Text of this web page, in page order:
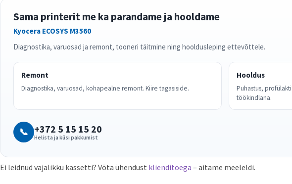
Sama printerit me ka parandame ja hooldame
Kyocera ECOSYS M3560
Diagnostika, varuosad ja remont, tooneri täitmine ning hooldusleping ettevõttele.
Remont
Diagnostika, varuosad, kohapealne remont. Kiire tagasiside.
Hooldus
Puhastus,
töökindlana.
📞 +372 5 15 15 20
Helista ja küsi pakkumist
Ei leidnud vajalikku kassetti? Võta ühendust klienditoega – aitame meeleldi.